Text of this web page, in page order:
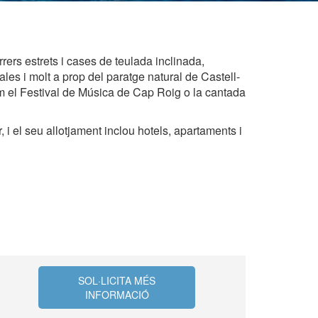
estrets i cases de teulada inclinada,
i molt a prop del paratge natural de Castell-
el Festival de Música de Cap Roig o la cantada
el seu allotjament inclou hotels, apartaments i
SOL·LICITA MÉS
INFORMACIÓ
ho
web.
de